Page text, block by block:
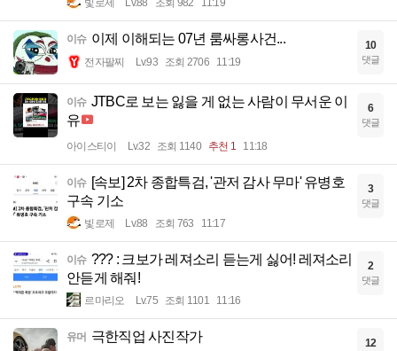
빛로제 Lv.88 조회 982 11:19
이슈 이제 이해되는 07년 룸싸롱사건...
전자팔찌 Lv.93 조회 2706 11:19
10
댓글
이슈 JTBC로 보는 잃을 게 없는 사람이 무서운 이
유
아이스티이 Lv.32 조회 1140 추천 1 11:18
6
댓글
이슈 [속보] 2차 종합특검, '관저 감사 무마' 유병호
구속 기소
빛로제 Lv.88 조회 763 11:17
3
댓글
이슈 ??? : 크보가 레져소리 듣는게 싫어! 레져소리
안듣게 해줘!
르마리오 Lv.75 조회 1101 11:16
2
댓글
유머 극한직업 사진작가 12